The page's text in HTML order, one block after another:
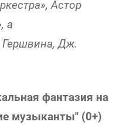
Астор
а
Дж.
фантазия на
музыканты" (0+)